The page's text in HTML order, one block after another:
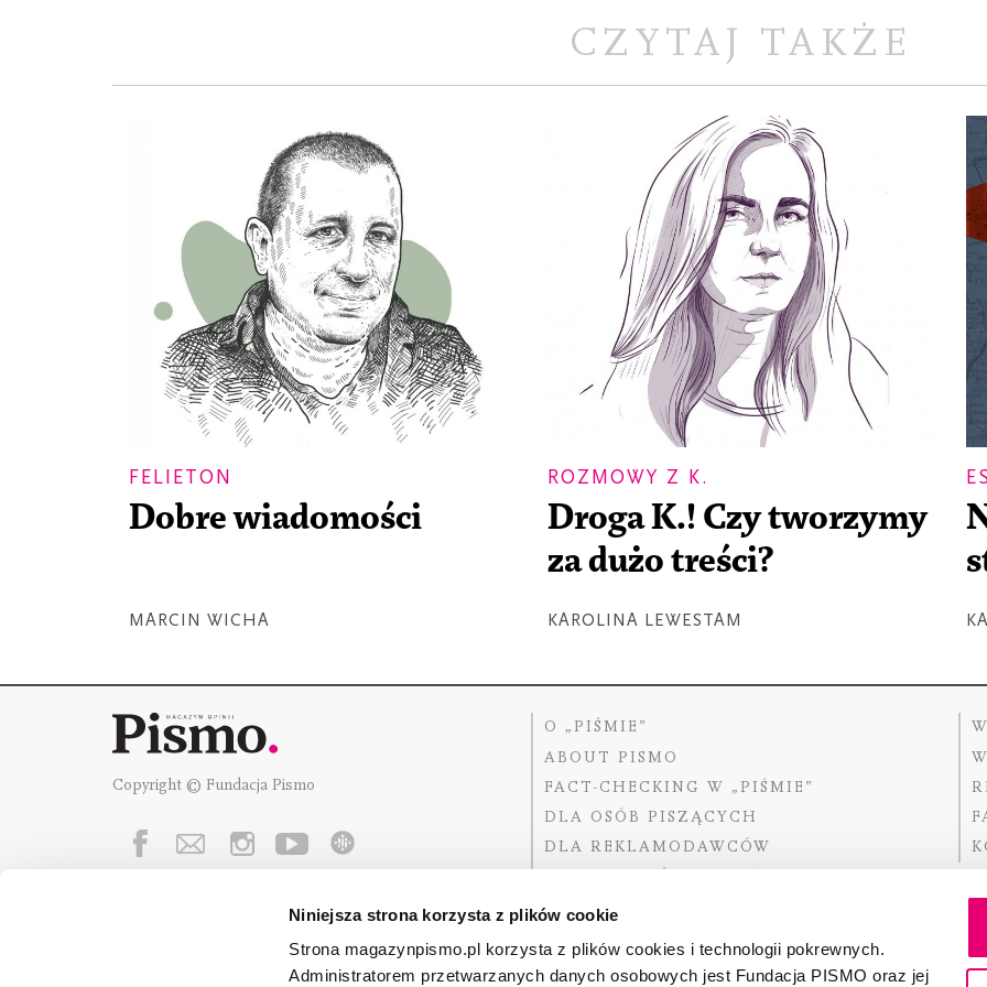
Niniejsza strona korzysta z plików cookie
Strona magazynpismo.pl korzysta z plików cookies i technologii pokrewnych.
Administratorem przetwarzanych danych osobowych jest Fundacja PISMO oraz jej
CZYTAJ TAKŻE
FELIETON
Dobre wiadomości
MARCIN WICHA
ROZMOWY Z K.
Droga K.! Czy tworzymy
za dużo treści?
KAROLINA LEWESTAM
Copyright © Fundacja Pismo
O „PIŚMIE”
ABOUT PISMO
FACT-CHECKING W „PIŚMIE”
DLA OSÓB PISZĄCYCH
DLA REKLAMODAWCÓW
Fundację Pismowspierają: